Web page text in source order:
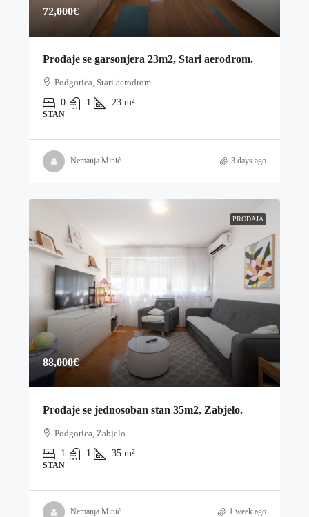
72,000€
Prodaje se garsonjera 23m2, Stari aerodrom.
Podgorica, Stari aerodrom
0
1 23 m²
STAN
Nemanja Minić 3 days ago
PRODAJA
88,000€
Prodaje se jednosoban stan 35m2, Zabjelo.
Podgorica, Zabjelo
1
1 35 m²
STAN
Nemanja Minić 1 week ago